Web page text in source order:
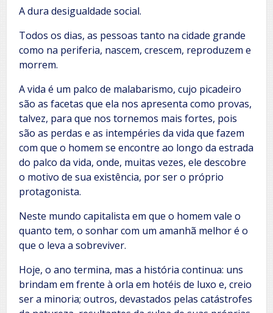
A dura desigualdade social.
Todos os dias, as pessoas tanto na cidade grande
como na periferia, nascem, crescem, reproduzem e
morrem.
A vida é um palco de malabarismo, cujo picadeiro
são as facetas que ela nos apresenta como provas,
talvez, para que nos tornemos mais fortes, pois
são as perdas e as intempéries da vida que fazem
com que o homem se encontre ao longo da estrada
do palco da vida, onde, muitas vezes, ele descobre
o motivo de sua existência, por ser o próprio
protagonista.
Neste mundo capitalista em que o homem vale o
quanto tem, o sonhar com um amanhã melhor é o
que o leva a sobreviver.
Hoje, o ano termina, mas a história continua: uns
brindam em frente à orla em hotéis de luxo e, creio
ser a minoria; outros, devastados pelas catástrofes